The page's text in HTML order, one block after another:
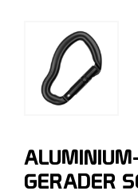
GERADER